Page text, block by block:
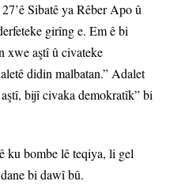
Sibatê ya Rêber Apo û
girîng e. Em ê bi
xwe aştî û civateke
didin malbatan.” Adalet
bijî civaka demokratîk” bi
ku bombe lê teqiya, li gel
bi dawî bû.